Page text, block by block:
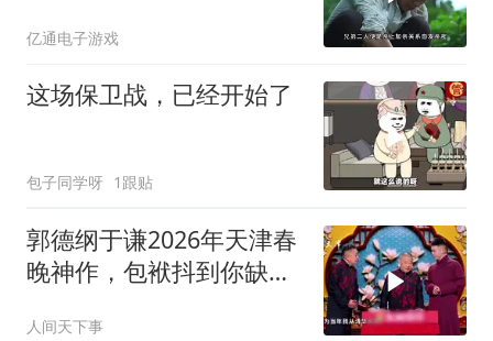
亿通电子游戏
这场保卫战，已经开始了
包子同学呀 1跟贴
郭德纲于谦2026年天津春
晚神作，包袱抖到你缺氧
人间天下事